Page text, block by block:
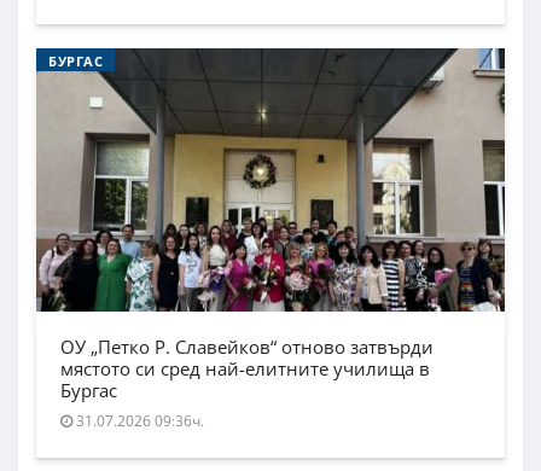
БУРГАС
ОУ „Петко Р. Славейков“ отново затвърди
мястото си сред най-елитните училища в
Бургас
31.07.2026 09:36ч.